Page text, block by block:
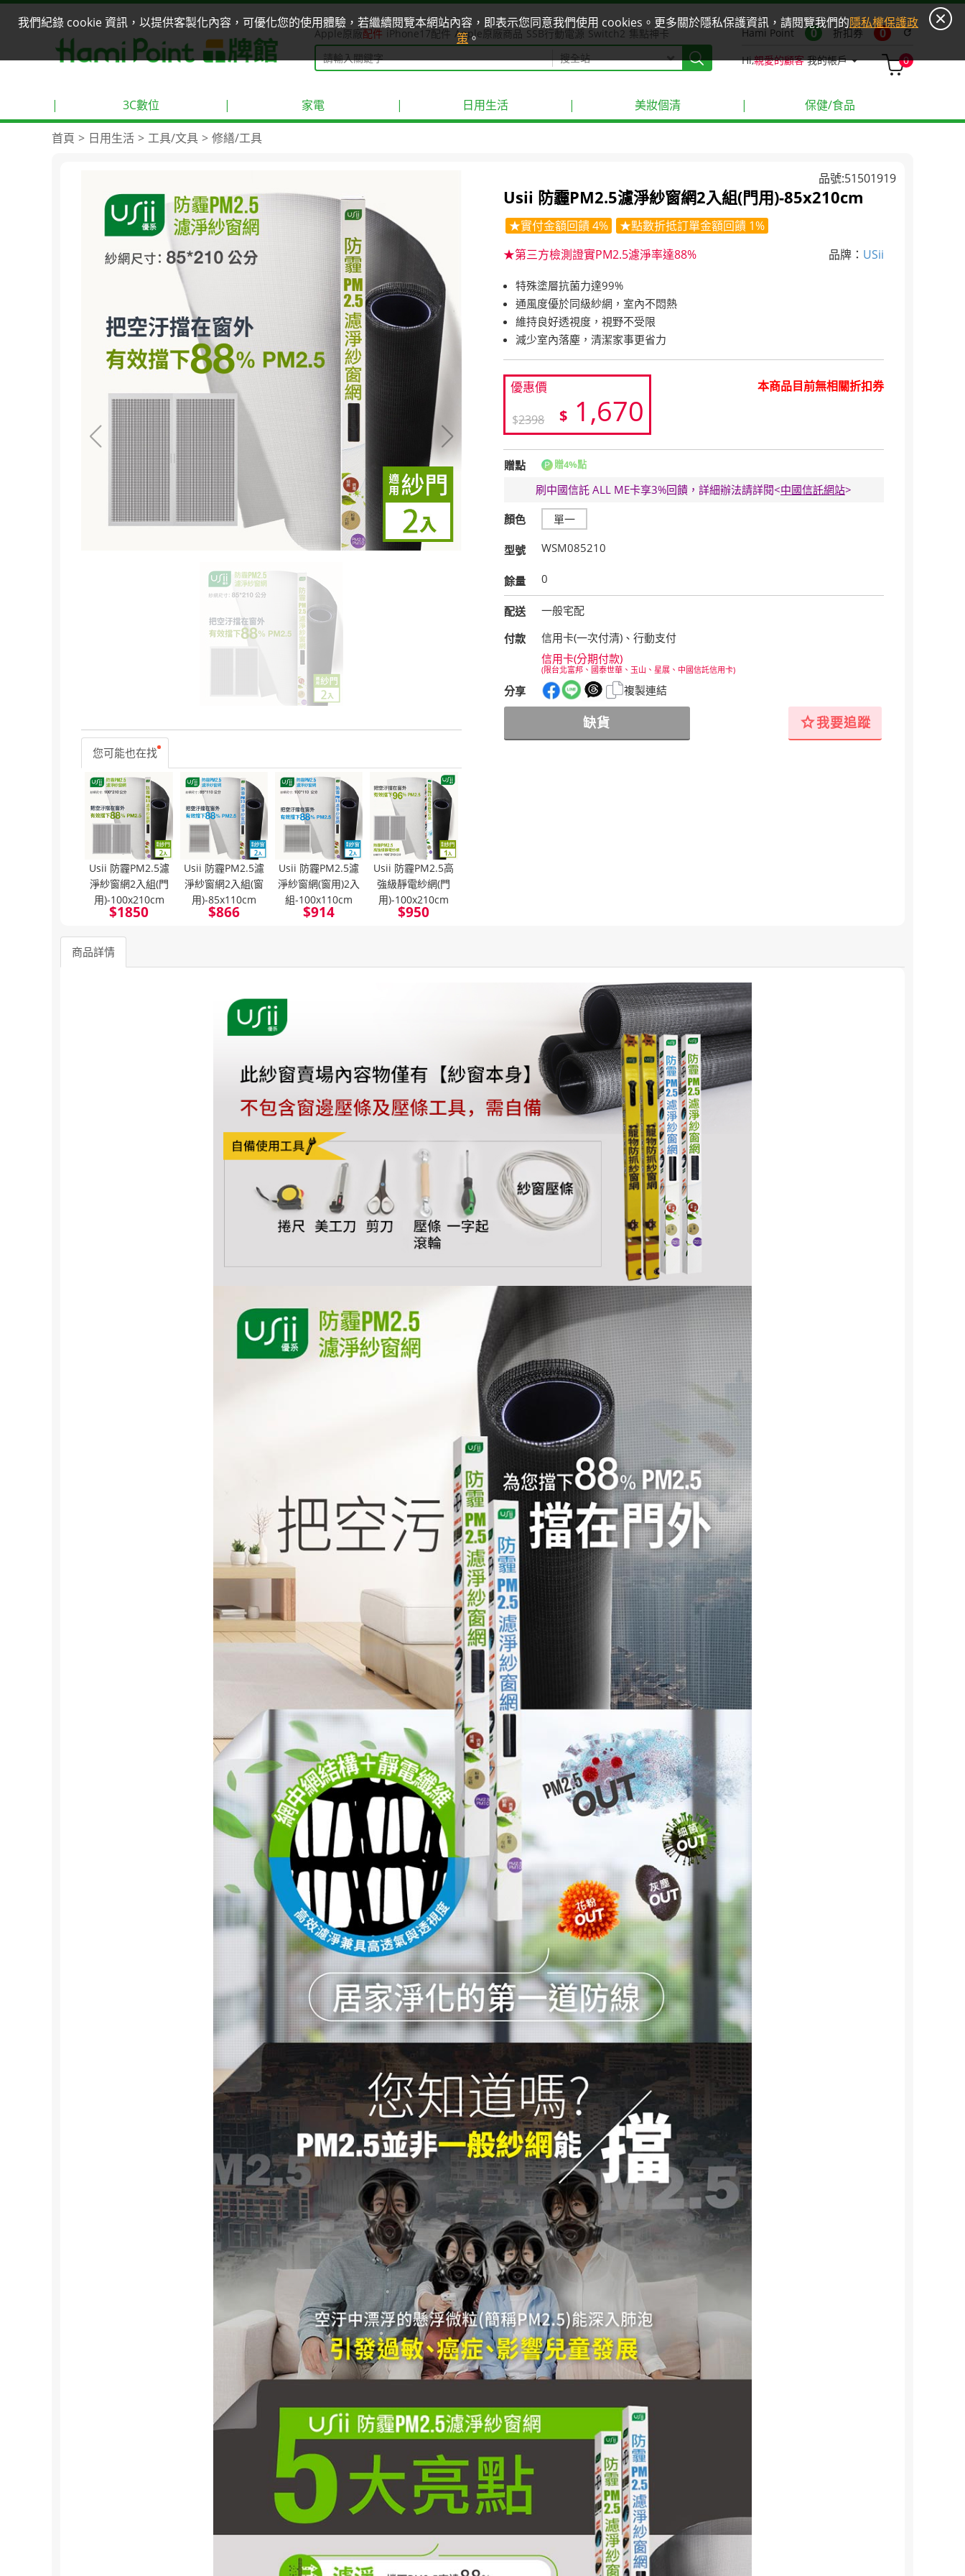
我們紀錄 cookie 資訊，以提供客製化內容，可優化您的使用體驗，若繼續閱覽本網站內容，即表示您同意我們使用 cookies。更多關於隱私保護資訊，請閱覽我們的隱私權保護政
策。
Apple原廠配件 iPhone17配件 Apple原廠商品 SSB行動電源 Switch2 集點神卡 Hami Point 0 折扣券 0 refresh
Hi,親愛的顧客 我的帳戶 0
| 3C數位 | 家電 | 日用生活 | 美妝個清 | 保健/食品
首頁 日用生活 工具/文具 修繕/工具
品號:51501919
您可能也在找
Usii 防霾PM2.5濾
淨紗窗網2入組(門
用)-100x210cm
$1850
Usii 防霾PM2.5濾
淨紗窗網2入組(窗
用)-85x110cm
$866
Usii 防霾PM2.5濾
淨紗窗網(窗用)2入
組-100x110cm
$914
Usii 防霾PM2.5高
強級靜電紗網(門
用)-100x210cm
$950
Usii 防霾PM2.5濾淨紗窗網2入組(門用)-85x210cm
★實付金額回饋 4%
★點數折抵訂單金額回饋 1%
★第三方檢測證實PM2.5濾淨率達88%
品牌： USii
特殊塗層抗菌力達99%
通風度優於同級紗網，室內不悶熱
維持良好透視度，視野不受限
減少室內落塵，清潔家事更省力
優惠價
$1,670
$2398
本商品目前無相關折扣券
贈點 贈4%點
刷中國信託 ALL ME卡享3%回饋，詳細辦法請詳閱<中國信託網站>
顏色 單一
型號 WSM085210
餘量 0
配送
一般宅配
付款
信用卡(一次付清)、行動支付
信用卡(分期付款)
(限台北富邦、國泰世華、玉山、星展、中國信託信用卡)
分享 複製連結
缺貨 star我要追蹤
商品詳情